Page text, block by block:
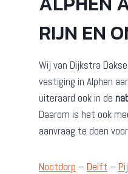
RIJN EN
Wij van Dijkstra
vestiging in Alphen
uiteraard ook in de
Daarom is het ook
aanvraag te doen
Nootdorp – Delft –